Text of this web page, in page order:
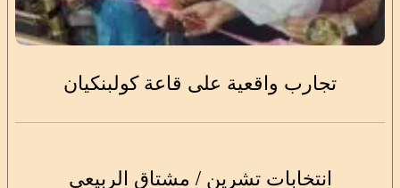
تجارب واقعية على قاعة كولبنكيان
انتخابات تشرين / مشتاق الربيعي